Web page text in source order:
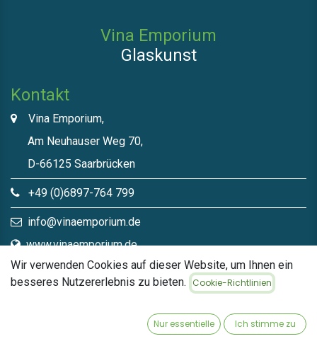
Vina Emporium
Glaskunst
Kontakt
Vina Emporium,
Am Neuhauser Weg 70,
D-66125 Saarbrücken
+49 (0)6897-764 799
info@vinaemporium.de
www.vinaemporium.de
Direktlinks​
Wir verwenden Cookies auf dieser Website, um Ihnen ein
besseres Nutzererlebnis zu bieten.
Cookie-Richtlinien
Nur essentielle Ich stimme zu